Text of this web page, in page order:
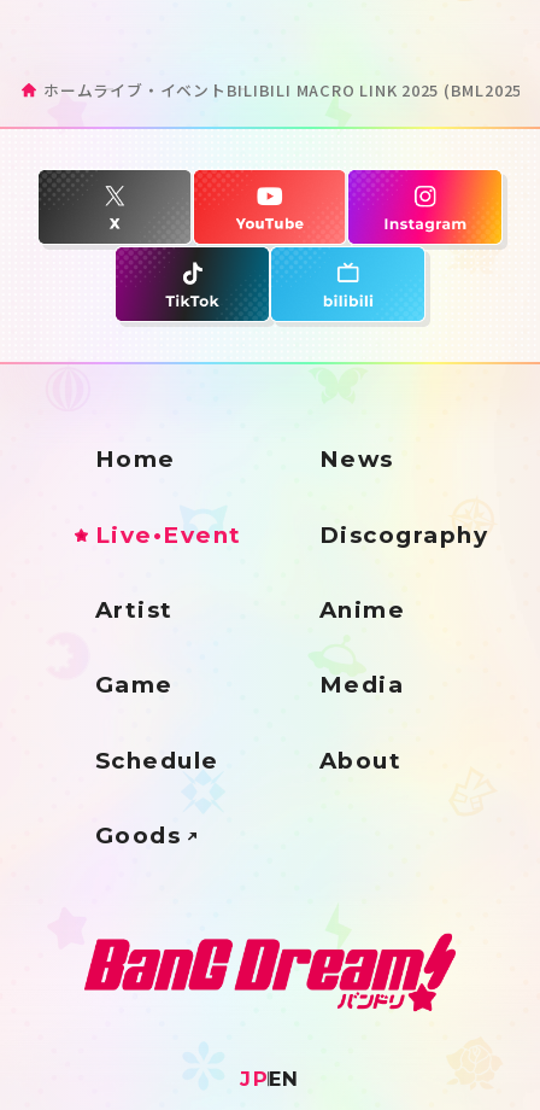
ホームライブ・イベント BILIBILI MACRO LINK 2025 (BML2025)
Home News
Live•Event Discography
Artist Anime
Game Media
Schedule About
Goods
JPEN